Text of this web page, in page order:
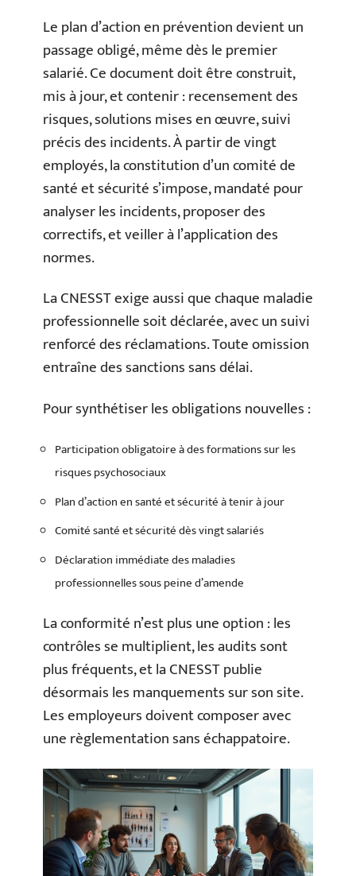
Le plan d’action en prévention devient un
passage obligé, même dès le premier
salarié. Ce document doit être construit,
mis à jour, et contenir : recensement des
risques, solutions mises en œuvre, suivi
précis des incidents. À partir de vingt
employés, la constitution d’un comité de
santé et sécurité s’impose, mandaté pour
analyser les incidents, proposer des
correctifs, et veiller à l’application des
normes.
La CNESST exige aussi que chaque maladie
professionnelle soit déclarée, avec un suivi
renforcé des réclamations. Toute omission
entraîne des sanctions sans délai.
Pour synthétiser les obligations nouvelles :
Participation obligatoire à des formations sur les
risques psychosociaux
Plan d’action en santé et sécurité à tenir à jour
Comité santé et sécurité dès vingt salariés
Déclaration immédiate des maladies
professionnelles sous peine d’amende
La conformité n’est plus une option : les
contrôles se multiplient, les audits sont
plus fréquents, et la CNESST publie
désormais les manquements sur son site.
Les employeurs doivent composer avec
une règlementation sans échappatoire.